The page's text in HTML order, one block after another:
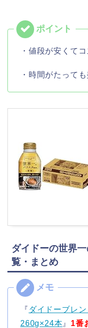
・値段が安くてコ
・時間がたっても
ダイドーの世界
覧・まとめ
『 ダイドーブレ
260g×24本 』 1番